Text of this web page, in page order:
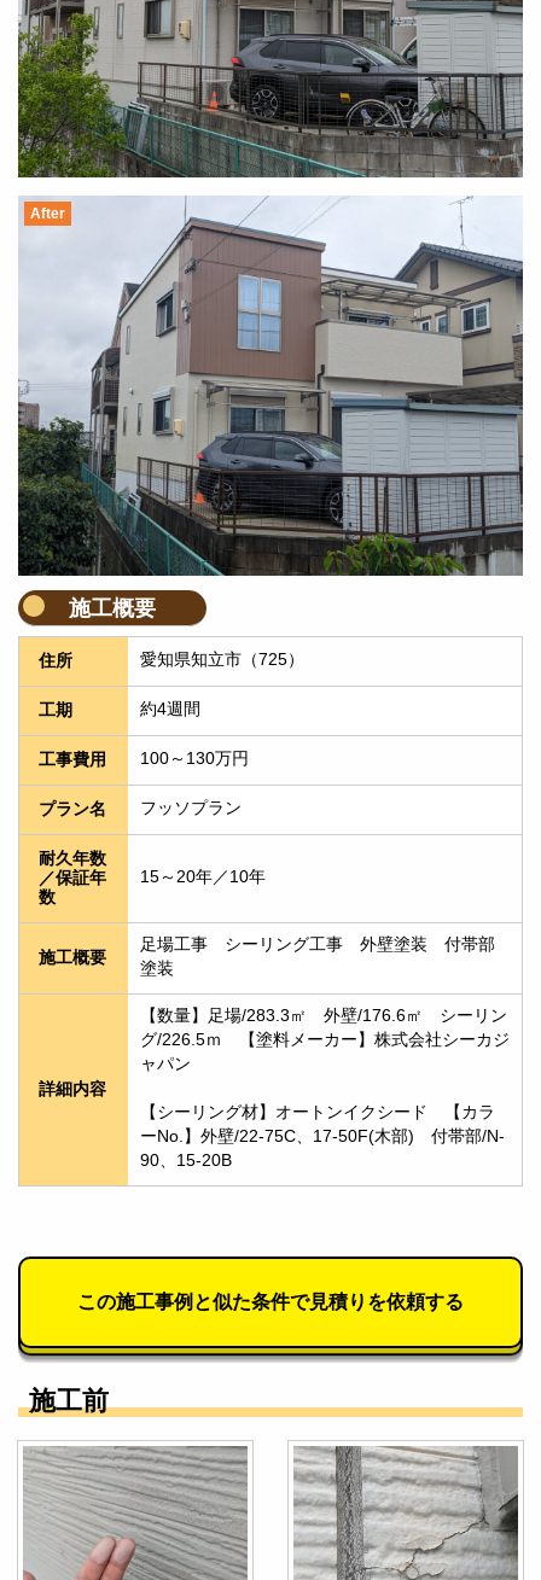
After
施工概要
住所 愛知県知立市（725）
工期 約4週間
工事費用 100～130万円
プラン名 フッソプラン
耐久年数
／保証年
数
15～20年／10年
施工概要
足場工事　シーリング工事　外壁塗装　付帯部
塗装
詳細内容
【数量】足場/283.3㎡　外壁/176.6㎡　シーリン
グ/226.5ｍ　【塗料メーカー】株式会社シーカジ
ャパン
【シーリング材】オートンイクシード　【カラ
ーNo.】外壁/22-75C、17-50F(木部)　付帯部/N-
90、15-20B
この施工事例と似た条件で見積りを依頼する
施工前